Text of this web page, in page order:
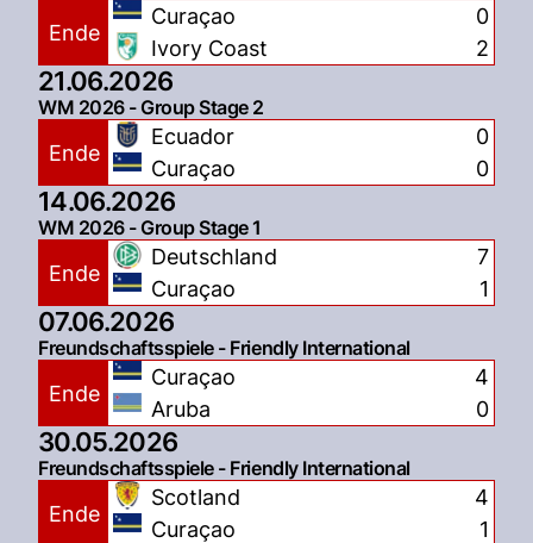
Ende
Curaçao
Ivory Coast
0
2
21.06.2026
WM 2026 - Group Stage 2
Ende
Ecuador
Curaçao
0
0
14.06.2026
WM 2026 - Group Stage 1
Ende
Deutschland
Curaçao
7
1
07.06.2026
Freundschaftsspiele - Friendly International
Ende
Curaçao
Aruba
4
0
30.05.2026
Freundschaftsspiele - Friendly International
Ende
Scotland
Curaçao
4
1